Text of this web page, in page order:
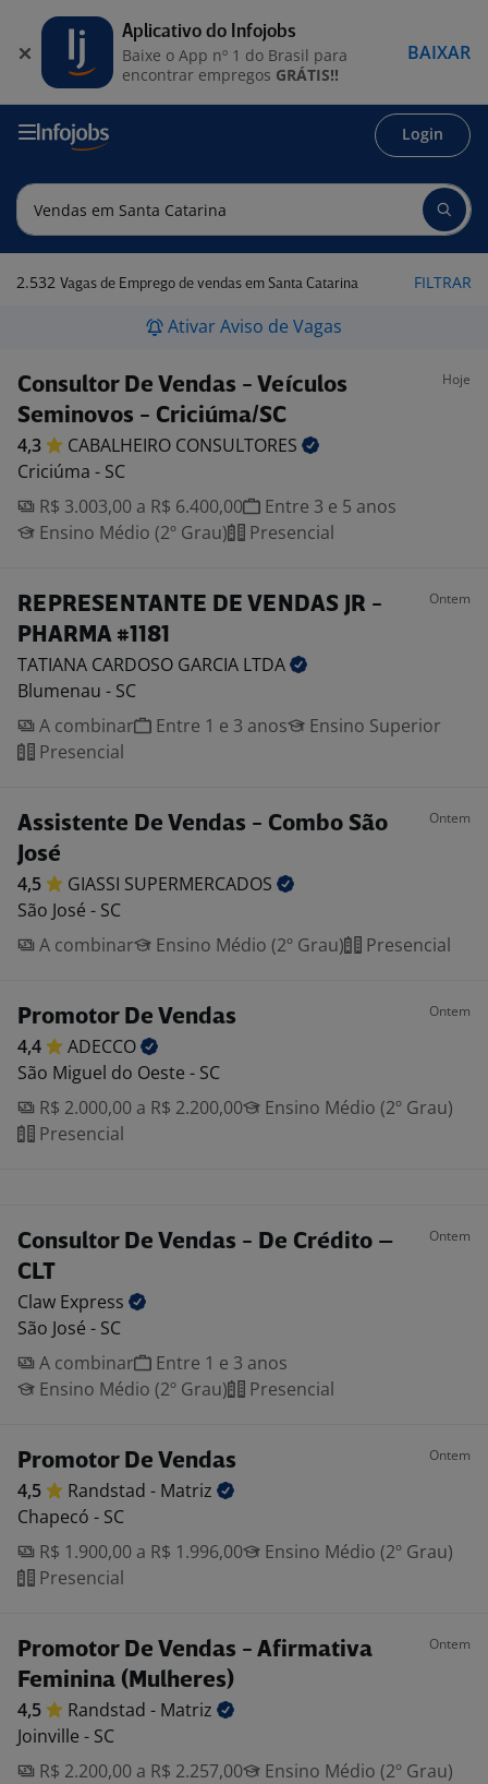
Login
2.532 Vagas de Emprego de vendas em Santa Catarina FILTRAR
Ativar Aviso de Vagas
Consultor De Vendas - Veículos
Seminovos - Criciúma/SC
Hoje
4,3 CABALHEIRO CONSULTORES
Criciúma - SC
R$ 3.003,00 a R$ 6.400,00
Entre 3 e 5 anos
Ensino Médio (2º Grau)
Presencial
REPRESENTANTE DE VENDAS JR -
PHARMA #1181
Ontem
TATIANA CARDOSO GARCIA LTDA
Blumenau - SC
A combinar
Entre 1 e 3 anos
Ensino Superior
Presencial
Assistente De Vendas - Combo São
José
Ontem
4,5 GIASSI SUPERMERCADOS
São José - SC
A combinar
Ensino Médio (2º Grau) Presencial
Promotor De Vendas Ontem
4,4
ADECCO
São Miguel do Oeste - SC
R$ 2.000,00 a R$ 2.200,00
Ensino Médio (2º Grau)
Presencial
Consultor De Vendas - De Crédito –
CLT
Ontem
Claw Express
São José - SC
A combinar
Entre 1 e 3 anos
Ensino Médio (2º Grau)
Presencial
Promotor De Vendas Ontem
4,5 Randstad - Matriz
Chapecó - SC
R$ 1.900,00 a R$ 1.996,00
Ensino Médio (2º Grau)
Presencial
Promotor De Vendas - Afirmativa
Feminina (Mulheres)
Ontem
4,5 Randstad - Matriz
Joinville - SC
R$ 2.200,00 a R$ 2.257,00
Ensino Médio (2º Grau)
Aplicativo do Infojobs
Baixe o App nº 1 do Brasil para
encontrar empregos GRÁTIS!!
BAIXAR